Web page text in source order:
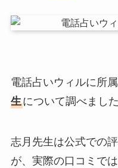
電話占いウィルに所
生について調べました
志月先生は公式での
が、実際の口コミで